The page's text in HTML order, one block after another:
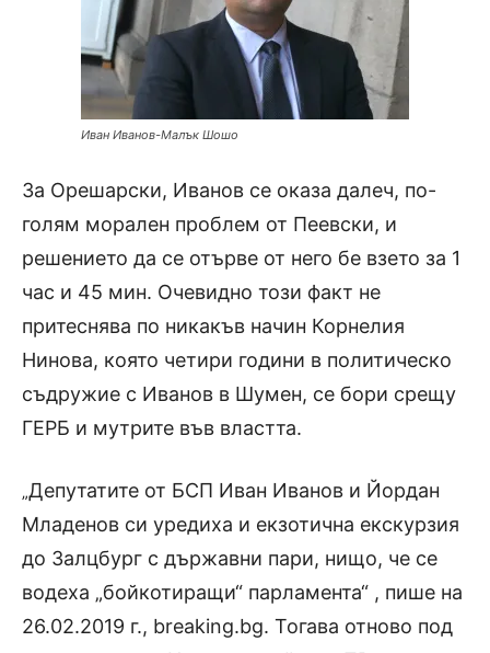
Иван Иванов-Малък Шошо
За Орешарски, Иванов се оказа далеч, по-
голям морален проблем от Пеевски, и
решението да се отърве от него бе взето за 1
час и 45 мин. Очевидно този факт не
притеснява по никакъв начин Корнелия
Нинова, която четири години в политическо
съдружие с Иванов в Шумен, се бори срещу
ГЕРБ и мутрите във властта.
„Депутатите от БСП Иван Иванов и Йордан
Младенов си уредиха и екзотична екскурзия
до Залцбург с държавни пари, нищо, че се
водеха „бойкотиращи“ парламента“ , пише на
26.02.2019 г., breaking.bg. Тогава отново под